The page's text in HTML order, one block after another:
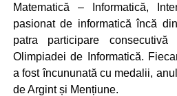
Matematică – Informatică,
pasionat de informatică încă
patra participare
Olimpiadei de Informatică.
a fost încununată cu medalii,
de Argint și Mențiune.